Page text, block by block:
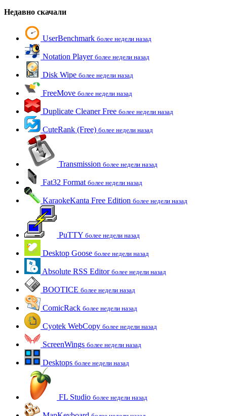
Недавно скачали
UserBenchmark более недели назад
Notation Player более недели назад
Disk Wipe более недели назад
FreeMove более недели назад
Duplicate Cleaner Free более недели назад
CuteRank (Free) более недели назад
Transmission более недели назад
Fat32 Format более недели назад
KaraokeKanta Free Edition более недели назад
PuTTY более недели назад
Desktop Goose более недели назад
Absolute RSS Editor более недели назад
BOOTICE более недели назад
ComicRack более недели назад
Cyotek WebCopy более недели назад
ScreenWings более недели назад
Desktops более недели назад
FL Studio более недели назад